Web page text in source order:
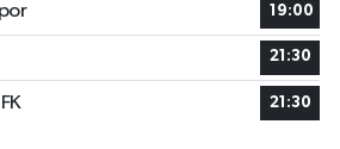
19:00
21:30
21:30